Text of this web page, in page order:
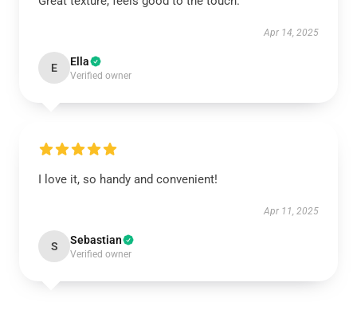
Apr 14, 2025
E Ella
Verified owner
I love it, so handy and convenient!
Apr 11, 2025
S Sebastian
Verified owner